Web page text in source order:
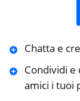
Chatta e
Condividi
amici i tuoi